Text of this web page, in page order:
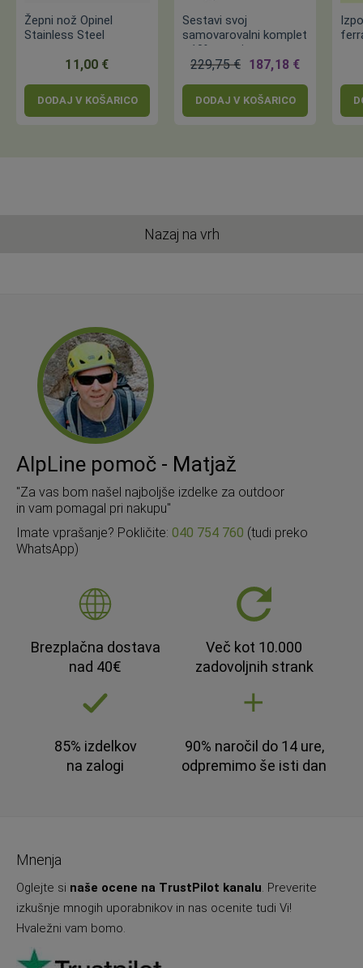
Žepni nož Opinel
Stainless Steel
11,00 €
DODAJ V KOŠARICO
Sestavi svoj
samovarovalni komplet
- 10% ceneje
187,18 €
229,75 €
DODAJ V KOŠARICO
Nazaj na vrh
AlpLine pomoč - Matjaž
"Za vas bom našel najboljše izdelke za outdoor
in vam pomagal pri nakupu"
Imate vprašanje? Pokličite: 040 754 760 (tudi preko
WhatsApp)
Brezplačna dostava
nad 40€
Več kot 10.000
zadovoljnih strank
85% izdelkov
na zalogi
90% naročil do 14 ure,
odpremimo še isti dan
Mnenja
Oglejte si naše ocene na TrustPilot kanalu. Preverite
izkušnje mnogih uporabnikov in nas ocenite tudi Vi!
Hvaležni vam bomo.